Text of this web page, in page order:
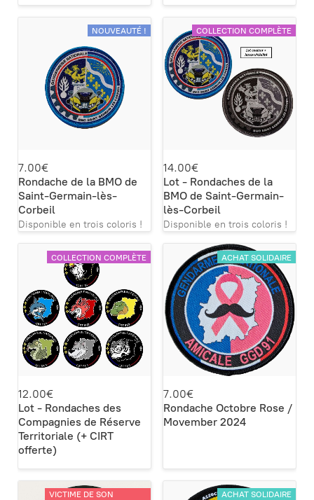
NOUVEAUTÉ !
7.00€
Rondache de la BMO de
Saint-Germain-lès-
Corbeil
Disponible en trois coloris !
COLLECTION COMPLÈTE
14.00€
Lot - Rondaches de la
BMO de Saint-Germain-
lès-Corbeil
Disponible en trois coloris !
COLLECTION COMPLÈTE
12.00€
Lot - Rondaches des
Compagnies de Réserve
Territoriale (+ CIRT
offerte)
ACHAT SOLIDAIRE
7.00€
Rondache Octobre Rose /
Movember 2024
VICTIME DE SON ACHAT SOLIDAIRE